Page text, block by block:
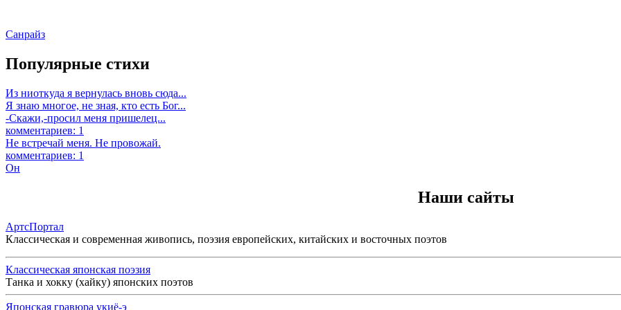
Санрайз
Популярные стихи
Из ниоткуда я вернулась вновь сюда...
Я знаю многое, не зная, кто есть Бог...
-Скажи,-просил меня пришелец...
комментариев: 1
Не встречай меня. Не провожай.
комментариев: 1
Он
Наши сайты
АртсПортал
Классическая и современная живопись, поэзия европейских, китайских и восточных поэтов
Классическая японская поэзия
Танка и хокку (хайку) японских поэтов
Японская гравюра укиё-э